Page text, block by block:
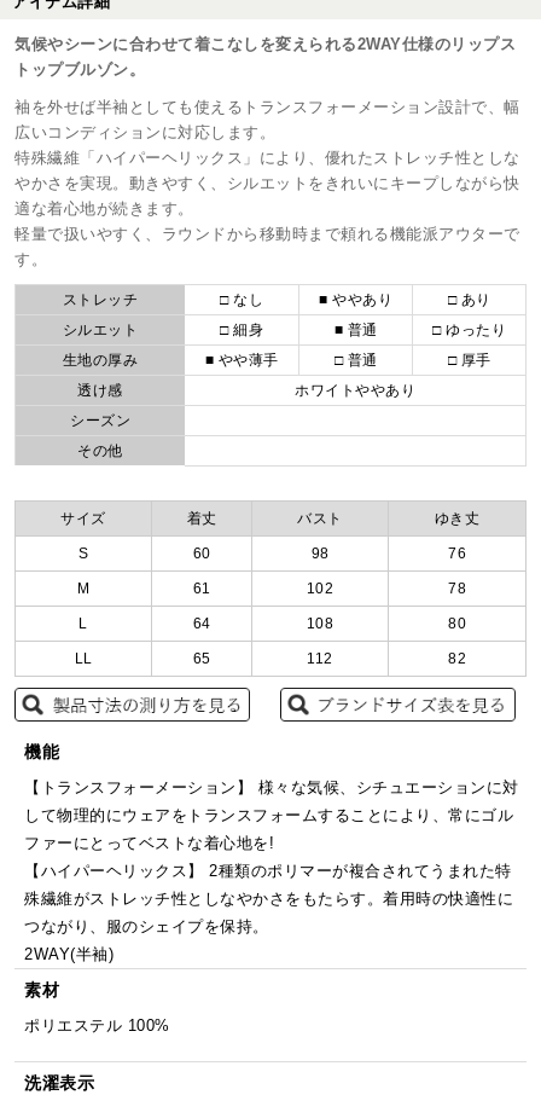
気候やシーンに合わせて着こなしを変えられる2WAY仕様のリップス
トップブルゾン。
袖を外せば半袖としても使えるトランスフォーメーション設計で、幅
広いコンディションに対応します。
特殊繊維「ハイパーヘリックス」により、優れたストレッチ性としな
やかさを実現。動きやすく、シルエットをきれいにキープしながら快
適な着心地が続きます。
軽量で扱いやすく、ラウンドから移動時まで頼れる機能派アウターで
す。
ストレッチ □ なし ■ ややあり
□ あり
シルエット
□ 細身 ■ 普通
□ ゆったり
生地の厚み
■ やや薄手 □ 普通
□ 厚手
透け感
ホワイトややあり
シーズン
その他
サイズ 着丈 バスト ゆき丈
S 60 98 76
M 61 102 78
L 64 108 80
LL 65 112 82
機能
【トランスフォーメーション】 様々な気候、シチュエーションに対
して物理的にウェアをトランスフォームすることにより、常にゴル
ファーにとってベストな着心地を!
【ハイパーヘリックス】 2種類のポリマーが複合されてうまれた特
殊繊維がストレッチ性としなやかさをもたらす。着用時の快適性に
つながり、服のシェイプを保持。
2WAY(半袖)
素材
ポリエステル 100%
洗濯表示